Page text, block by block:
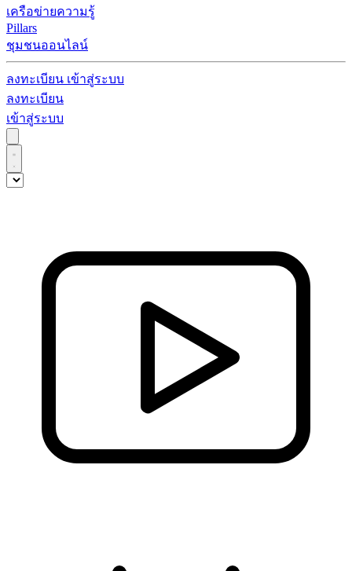
เครือข่ายความรู้
Pillars
ชุมชนออนไลน์
ลงทะเบียน เข้าสู่ระบบ
ลงทะเบียน
เข้าสู่ระบบ